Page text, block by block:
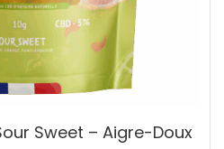
Sweet – Aigre-Doux